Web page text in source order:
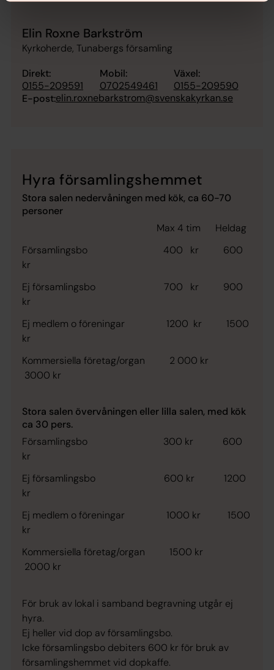
Elin Roxne Barkström
Kyrkoherde, Tunabergs församling
Direkt:
0155-209591
Mobil:
0702549461
Växel:
0155-209590
E-post:elin.roxnebarkstrom@svenskakyrkan.se
Hyra församlingshemmet
Stora salen nedervåningen med kök, ca 60-70
personer
Max 4 tim Heldag
Församlingsbo 400 kr 600
kr
Ej församlingsbo 700 kr 900
kr
Ej medlem o föreningar 1200 kr 1500
kr
Kommersiella företag/organ 2 000 kr
3000 kr
Stora salen övervåningen eller lilla salen, med kök
ca 30 pers.
Församlingsbo 300 kr 600
kr
Ej församlingsbo 600 kr 1200
kr
Ej medlem o föreningar 1000 kr 1500
kr
Kommersiella företag/organ 1500 kr
2000 kr
För bruk av lokal i samband begravning utgår ej
hyra.
Ej heller vid dop av församlingsbo.
Icke församlingsbo debiters 600 kr för bruk av
församlingshemmet vid dopkaffe.